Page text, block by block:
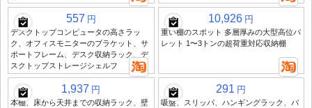
557 円
デスクトップコンピュータの高さラッ
ク、オフィスモニターのブラケット、サ
ポートフレーム、デスク収納ラック、デ
スクトップストレージシェルフ
10,926 円
重い棚のスポット 多層厚みの大型高位パ
レット 1〜3トンの超荷重対応収納棚
1,937 円
本棚、床から天井までの収納ラック、壁
291 円
吸盤、スリッパ、ハンギングラック、パ